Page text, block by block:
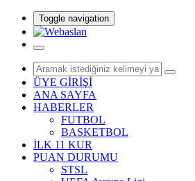
Toggle navigation
ÜYE GİRİŞİ
ANA SAYFA
HABERLER
FUTBOL
BASKETBOL
İLK 11 KUR
PUAN DURUMU
STSL